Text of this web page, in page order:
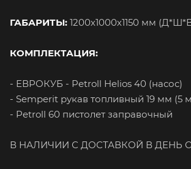
ГАБАРИТЫ: 1200х1000х1150 мм
КОМПЛЕКТАЦИЯ:
- ЕВРОКУБ - Petroll Helios 40 (насос)
- Semperit рукав топливный 19 мм (5
- Petroll 60 пистолет заправочный
В НАЛИЧИИ С ДОСТАВКОЙ В ДЕНЬ